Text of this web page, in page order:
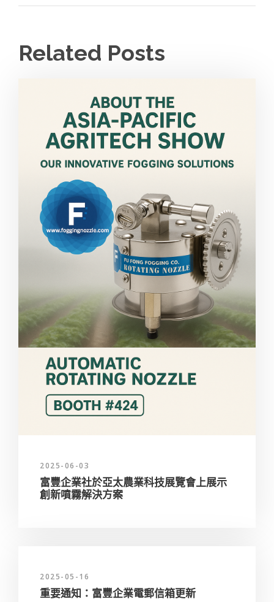
Related Posts
2025-06-03
富豐企業社於亞太農業科技展覽會上展示
創新噴霧解決方案
2025-05-16
重要通知：富豐企業電郵信箱更新